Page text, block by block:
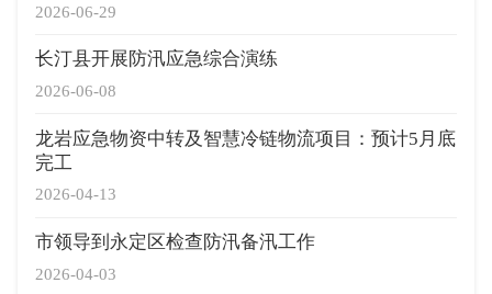
2026-06-29
2026-06-08
长汀县开展防汛应急综合演练
2026-04-13
龙岩应急物资中转及智慧冷链物流项目：预计5月底
完工
2026-04-03
市领导到永定区检查防汛备汛工作